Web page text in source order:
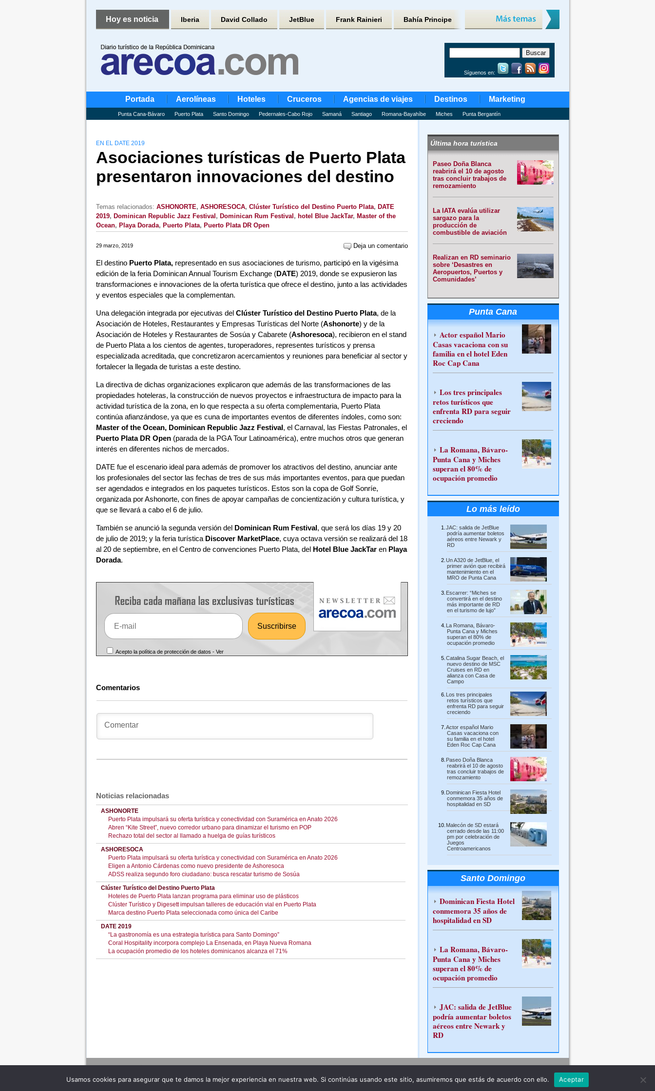
Hoy es noticia Iberia David Collado JetBlue Frank Rainieri Bahía Principe
Síguenos en:
Portada Aerolíneas Hoteles Cruceros Agencias de viajes Destinos Marketing
Punta Cana-Bávaro Puerto Plata Santo Domingo Pedernales-Cabo Rojo Samaná Santiago Romana-Bayahíbe Miches Punta Bergantín
EN EL DATE 2019
Asociaciones turísticas de Puerto Plata
presentaron innovaciones del destino
Temas relacionados: ASHONORTE, ASHORESOCA, Clúster Turístico del Destino Puerto Plata, DATE
2019, Dominican Republic Jazz Festival , Dominican Rum Festival , hotel Blue JackTar, Master of the
Ocean, Playa Dorada, Puerto Plata, Puerto Plata DR Open
29 marzo, 2019 Deja un comentario
El destino Puerto Plata,representado en sus asociaciones de turismo, participó en la vigésima
edición de la feria Dominican Annual Tourism Exchange (DATE) 2019, donde se expusieron las
transformaciones e innovaciones de la oferta turística que ofrece el destino, junto a las actividades
y eventos especiales que la complementan.
Una delegación integrada por ejecutivas del Clúster Turístico del Destino Puerto Plata, de la
Asociación de Hoteles, Restaurantes y Empresas Turísticas del Norte (Ashonorte) y de la
Asociación de Hoteles y Restaurantes de Sosúa y Cabarete (Ashoresoca), recibieron en el stand
de Puerto Plata a los cientos de agentes, turoperadores, representes turísticos y prensa
especializada acreditada, que concretizaron acercamientos y reuniones para beneficiar al sector y
fortalecer la llegada de turistas a este destino.
La directiva de dichas organizaciones explicaron que además de las transformaciones de las
propiedades hoteleras, la construcción de nuevos proyectos e infraestructura de impacto para la
actividad turística de la zona, en lo que respecta a su oferta complementaria, Puerto Plata
continúa afianzándose, ya que es cuna de importantes eventos de diferentes índoles, como son:
Master of the Ocean, Dominican Republic Jazz Festival, el Carnaval, las Fiestas Patronales, el
Puerto Plata DR Open(parada de la PGA Tour Latinoamérica), entre muchos otros que generan
interés en diferentes nichos de mercados.
DATE fue el escenario ideal para además de promover los atractivos del destino, anunciar ante
los profesionales del sector las fechas de tres de sus más importantes eventos, para que puedan
ser agendados e integrados en los paquetes turísticos. Estos son la copa de Golf Sonríe,
organizada por Ashonorte, con fines de apoyar campañas de concientización y cultura turística, y
que se llevará a cabo el 6 de julio.
También se anunció la segunda versión del Dominican Rum Festival, que será los días 19 y 20
de julio de 2019; y la feria turística Discover MarketPlace, cuya octava versión se realizará del 18
al 20 de septiembre, en el Centro de convenciones Puerto Plata, del Hotel Blue JackTaren Playa
Dorada.
Acepto la política de protección de datos -Ver
Comentarios
Noticias relacionadas
ASHONORTE
Puerto Plata impulsará su oferta turística y conectividad con Suramérica en Anato 2026
Abren “Kite Street”, nuevo corredor urbano para dinamizar el turismo en POP
Rechazo total del sector al llamado a huelga de guías turísticos
ASHORESOCA
Puerto Plata impulsará su oferta turística y conectividad con Suramérica en Anato 2026
Eligen a Antonio Cárdenas como nuevo presidente de Ashoresoca
ADSS realiza segundo foro ciudadano: busca rescatar turismo de Sosúa
Clúster Turístico del Destino Puerto Plata
Hoteles de Puerto Plata lanzan programa para eliminar uso de plásticos
Clúster Turístico y Digesett impulsan talleres de educación vial en Puerto Plata
Marca destino Puerto Plata seleccionada como única del Caribe
DATE 2019
“La gastronomía es una estrategia turística para Santo Domingo”
Coral Hospitality incorpora complejo La Ensenada, en Playa Nueva Romana
La ocupación promedio de los hoteles dominicanos alcanza el 71%
Última hora turística
Paseo Doña Blanca
reabrirá el 10 de agosto
tras concluir trabajos de
remozamiento
La IATA evalúa utilizar
sargazo para la
producción de
combustible de aviación
Realizan en RD seminario
sobre ‘Desastres en
Aeropuertos, Puertos y
Comunidades’
Punta Cana
Actor español Mario
Casas vacaciona con su
familia en el hotel Eden
Roc Cap Cana
Los tres principales
retos turísticos que
enfrenta RD para seguir
creciendo
La Romana, Bávaro-
Punta Cana y Miches
superan el 80% de
ocupación promedio
Lo más leído
JAC: salida de JetBlue
podría aumentar boletos
aéreos entre Newark y
RD
Un A320 de JetBlue, el
primer avión que recibirá
mantenimiento en el
MRO de Punta Cana
Escarrer: “Miches se
convertirá en el destino
más importante de RD
en el turismo de lujo”
La Romana, Bávaro-
Punta Cana y Miches
superan el 80% de
ocupación promedio
Catalina Sugar Beach, el
nuevo destino de MSC
Cruises en RD en
alianza con Casa de
Campo
Los tres principales
retos turísticos que
enfrenta RD para seguir
creciendo
Actor español Mario
Casas vacaciona con
su familia en el hotel
Eden Roc Cap Cana
Paseo Doña Blanca
reabrirá el 10 de agosto
tras concluir trabajos de
remozamiento
Dominican Fiesta Hotel
conmemora 35 años de
hospitalidad en SD
Malecón de SD estará
cerrado desde las 11:00
pm por celebración de
Juegos
Centroamericanos
Santo Domingo
Dominican Fiesta Hotel
conmemora 35 años de
hospitalidad en SD
La Romana, Bávaro-
Punta Cana y Miches
superan el 80% de
ocupación promedio
JAC: salida de JetBlue
podría aumentar boletos
aéreos entre Newark y
RD
Usamos cookies para asegurar que te damos la mejor experiencia en nuestra web. Si continúas usando este sitio, asumiremos que estás de acuerdo con ello. Aceptar